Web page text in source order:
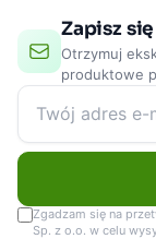
Zapisz
Otrzymuj
produktowe
Zgadzam się na
Sp. z o.o. w celu